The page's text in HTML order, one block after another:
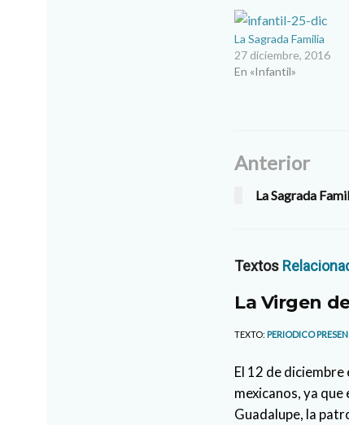
La Sagrada Familia
27 diciembre, 2016
En «Infantil»
Anterior
La Sagrada
Textos
La Virgen
TEXTO: PERIODICO
El 12 de
mexicanos, ya
Guadalupe, la